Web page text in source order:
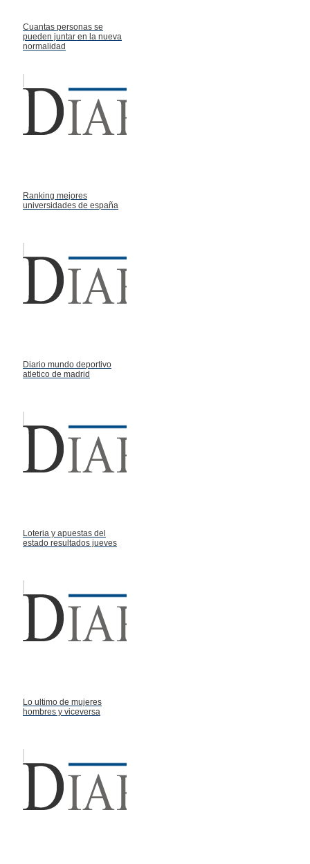
Cuantas personas se
pueden juntar en la nueva
normalidad
Ranking mejores
universidades de españa
Diario mundo deportivo
atletico de madrid
Loteria y apuestas del
estado resultados jueves
Lo ultimo de mujeres
hombres y viceversa